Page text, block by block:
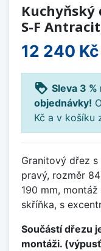
Kuchyňský
S-F
12 240 Kč
loyalty Sleva 3
objednávky!
Kč a v košíku
Granitový dřez
pravý, rozměr
190 mm,
skříňka, s
Součástí dřezu
montáži.